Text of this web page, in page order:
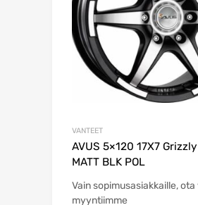
VANTEET
AVUS 5×120 17X7
MATT BLK POL
Vain sopimusasiakkaille,
myyntiimme